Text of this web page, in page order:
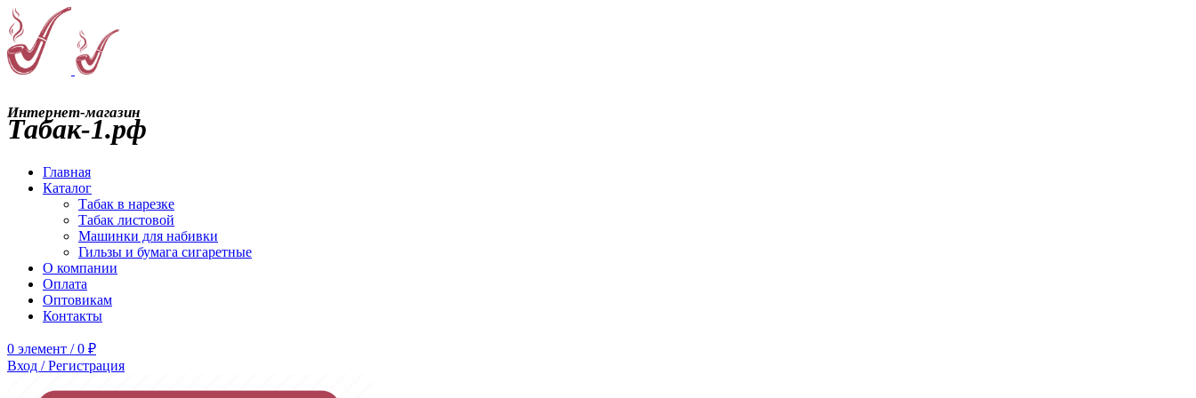
Интернет-магазин
Табак-1.рф
Главная
Каталог
Табак в нарезке
Табак листовой
Машинки для набивки
Гильзы и бумага сигаретные
О компании
Оплата
Оптовикам
Контакты
0 элемент / 0 ₽
Вход / Регистрация